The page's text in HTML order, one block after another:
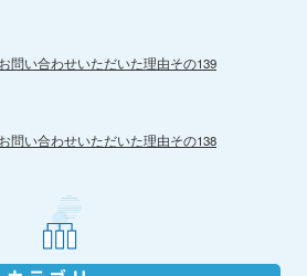
問い合わせいただいた理由その139
問い合わせいただいた理由その138